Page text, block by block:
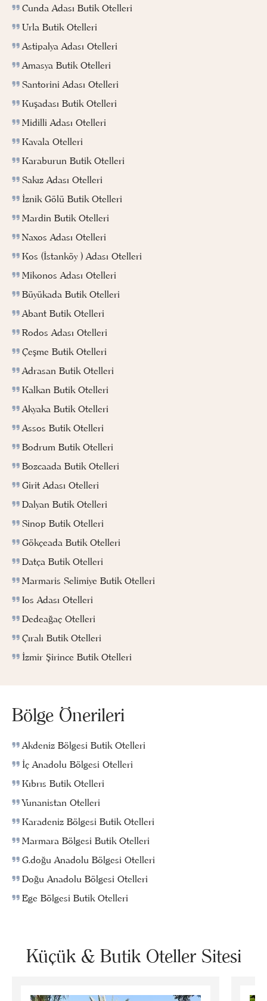
Cunda Adası Butik Otelleri
Urla Butik Otelleri
Astipalya Adası Otelleri
Amasya Butik Otelleri
Santorini Adası Otelleri
Kuşadası Butik Otelleri
Midilli Adası Otelleri
Kavala Otelleri
Karaburun Butik Otelleri
Sakız Adası Otelleri
İznik Gölü Butik Otelleri
Mardin Butik Otelleri
Naxos Adası Otelleri
Kos (İstanköy ) Adası Otelleri
Mikonos Adası Otelleri
Büyükada Butik Otelleri
Abant Butik Otelleri
Rodos Adası Otelleri
Çeşme Butik Otelleri
Adrasan Butik Otelleri
Kalkan Butik Otelleri
Akyaka Butik Otelleri
Assos Butik Otelleri
Bodrum Butik Otelleri
Bozcaada Butik Otelleri
Girit Adası Otelleri
Dalyan Butik Otelleri
Sinop Butik Otelleri
Gökçeada Butik Otelleri
Datça Butik Otelleri
Marmaris Selimiye Butik Otelleri
Ios Adası Otelleri
Dedeağaç Otelleri
Çıralı Butik Otelleri
İzmir Şirince Butik Otelleri
Bölge Önerileri
Akdeniz Bölgesi Butik Otelleri
İç Anadolu Bölgesi Otelleri
Kıbrıs Butik Otelleri
Yunanistan Otelleri
Karadeniz Bölgesi Butik Otelleri
Marmara Bölgesi Butik Otelleri
G.doğu Anadolu Bölgesi Otelleri
Doğu Anadolu Bölgesi Otelleri
Ege Bölgesi Butik Otelleri
Küçük & Butik Oteller Sitesi